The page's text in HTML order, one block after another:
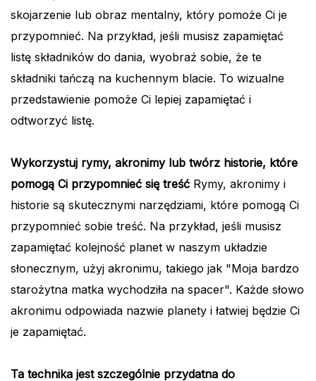
skojarzenie lub obraz mentalny, który pomoże Ci je
przypomnieć. Na przykład, jeśli musisz zapamiętać
listę składników do dania, wyobraź sobie, że te
składniki tańczą na kuchennym blacie. To wizualne
przedstawienie pomoże Ci lepiej zapamiętać i
odtworzyć listę.
Wykorzystuj rymy, akronimy lub twórz historie, które
pomogą Ci przypomnieć się treść Rymy, akronimy i
historie są skutecznymi narzędziami, które pomogą Ci
przypomnieć sobie treść. Na przykład, jeśli musisz
zapamiętać kolejność planet w naszym układzie
słonecznym, użyj akronimu, takiego jak "Moja bardzo
starożytna matka wychodziła na spacer". Każde słowo
akronimu odpowiada nazwie planety i łatwiej będzie Ci
je zapamiętać.
Ta technika jest szczególnie przydatna do